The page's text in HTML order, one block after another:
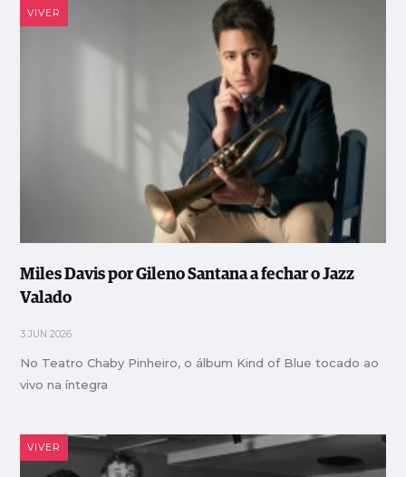
VIVER
Miles Davis por Gileno Santana a fechar o Jazz
Valado
3 JUN 2026
No Teatro Chaby Pinheiro, o álbum Kind of Blue tocado ao
vivo na íntegra
VIVER